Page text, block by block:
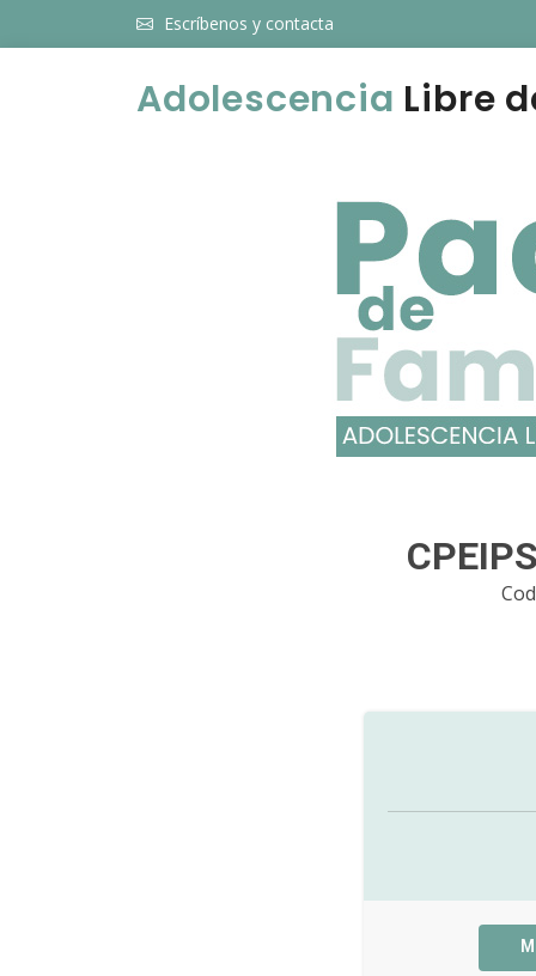
Escríbenos y contacta
Adolescencia Libre